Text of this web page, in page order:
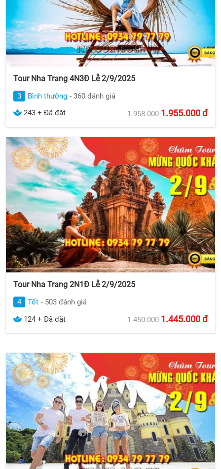
Tour Nha Trang 4N3Đ Lễ 2/9/2025
3 Bình thường - 360 đánh giá
243 + Đã đặt
1.958.000 1.955.000đ
Tour Nha Trang 2N1Đ Lễ 2/9/2025
4 Tốt - 503 đánh giá
124 + Đã đặt
1.450.000 1.445.000đ